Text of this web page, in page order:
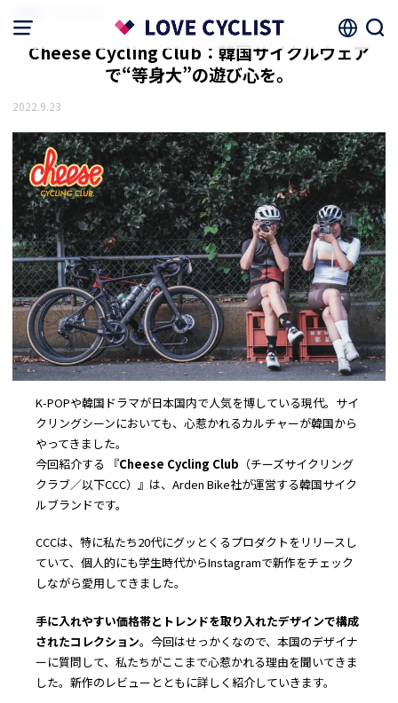
Cheese Cycling Club：韓国サイクルウェア
で“等身大”の遊び心を。
2022.9.23
K-POPや韓国ドラマが日本国内で人気を博している現代。サイ
クリングシーンにおいても、心惹かれるカルチャーが韓国から
やってきました。
今回紹介する 『Cheese Cycling Club （チーズサイクリング
クラブ／以下CCC）』は、Arden Bike社が運営する韓国サイク
ルブランドです。
CCCは、特に私たち20代にグッとくるプロダクトをリリースし
ていて、個人的にも学生時代からInstagramで新作をチェック
しながら愛用してきました。
手に入れやすい価格帯とトレンドを取り入れたデザインで構成
されたコレクション。今回はせっかくなので、本国のデザイナ
ーに質問して、私たちがここまで心惹かれる理由を聞いてきま
した。新作のレビューとともに詳しく紹介していきます。